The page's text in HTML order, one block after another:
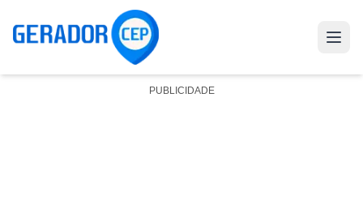
PUBLICIDADE